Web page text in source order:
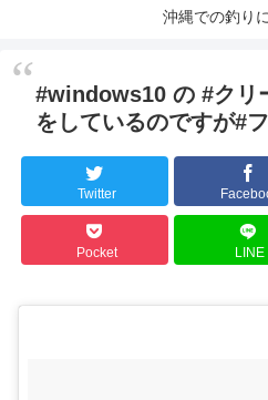
沖縄での釣り
#windows10 の #クリ
をしているのですが#
Twitter
Pocket LINE